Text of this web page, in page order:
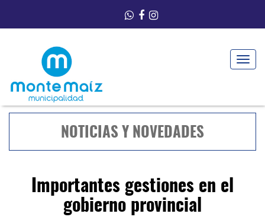
Toggle
NOTICIAS Y NOVEDADES
Importantes gestiones en el
gobierno provincial